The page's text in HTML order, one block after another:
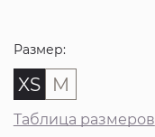
Размер:
XS M
Таблица размеров